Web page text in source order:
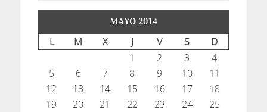
MAYO 2014
L M X J V S D
1 2 3
4
5
6 7 8 9 10
11
12
13 14 15 16 17
18
19
20 21 22 23 24
25